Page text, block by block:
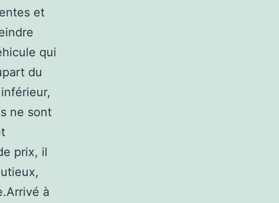
et
qui
du
ne sont
prix, il
à